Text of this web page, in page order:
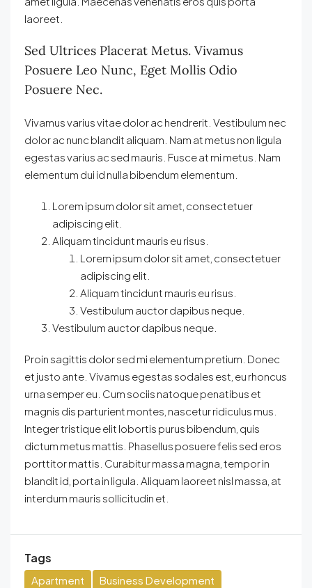
laoreet.
Sed Ultrices Placerat Metus. Vivamus
Posuere Leo Nunc, Eget Mollis Odio
Posuere Nec.
Vivamus varius vitae dolor ac hendrerit. Vestibulum nec
dolor ac nunc blandit aliquam. Nam at metus non ligula
egestas varius ac sed mauris. Fusce at mi metus. Nam
elementum dui id nulla bibendum elementum.
Lorem ipsum dolor sit amet, consectetuer
adipiscing elit.
Aliquam tincidunt mauris eu risus.
Lorem ipsum dolor sit amet, consectetuer
adipiscing elit.
Aliquam tincidunt mauris eu risus.
Vestibulum auctor dapibus neque.
Vestibulum auctor dapibus neque.
Proin sagittis dolor sed mi elementum pretium. Donec
et justo ante. Vivamus egestas sodales est, eu rhoncus
urna semper eu. Cum sociis natoque penatibus et
magnis dis parturient montes, nascetur ridiculus mus.
Integer tristique elit lobortis purus bibendum, quis
dictum metus mattis. Phasellus posuere felis sed eros
porttitor mattis. Curabitur massa magna, tempor in
blandit id, porta in ligula. Aliquam laoreet nisl massa, at
interdum mauris sollicitudin et.
Tags
Apartment
Business Development